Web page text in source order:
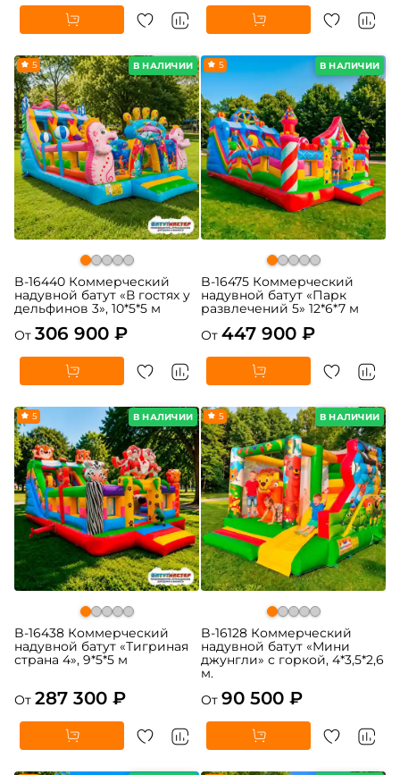
В НАЛИЧИИ
5
B-16440 Коммерческий
надувной батут «В гостях у
дельфинов 3», 10*5*5 м
От 306 900 ₽
В НАЛИЧИИ
5
B-16475 Коммерческий
надувной батут «Парк
развлечений 5» 12*6*7 м
От 447 900 ₽
В НАЛИЧИИ
5
B-16438 Коммерческий
надувной батут «Тигриная
страна 4», 9*5*5 м
От 287 300 ₽
В НАЛИЧИИ
5
B-16128 Коммерческий
надувной батут «Мини
джунгли» с горкой, 4*3,5*2,6
м.
От 90 500 ₽